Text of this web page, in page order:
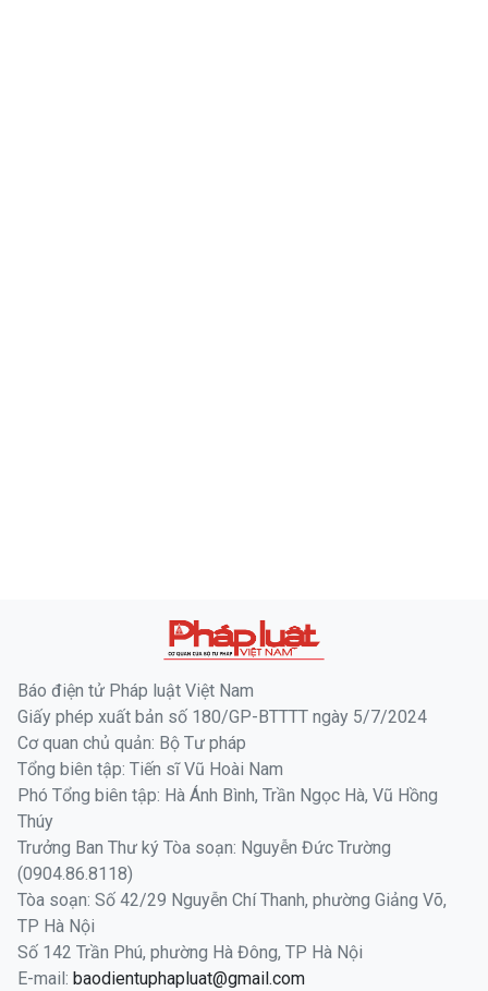
Báo điện tử Pháp luật Việt Nam
Giấy phép xuất bản số 180/GP-BTTTT ngày 5/7/2024
Cơ quan chủ quản: Bộ Tư pháp
Tổng biên tập: Tiến sĩ Vũ Hoài Nam
Phó Tổng biên tập: Hà Ánh Bình, Trần Ngọc Hà, Vũ Hồng
Thúy
Trưởng Ban Thư ký Tòa soạn: Nguyễn Đức Trường
(0904.86.8118)
Tòa soạn: Số 42/29 Nguyễn Chí Thanh, phường Giảng Võ,
TP Hà Nội
Số 142 Trần Phú, phường Hà Đông, TP Hà Nội
E-mail: baodientuphapluat@gmail.com